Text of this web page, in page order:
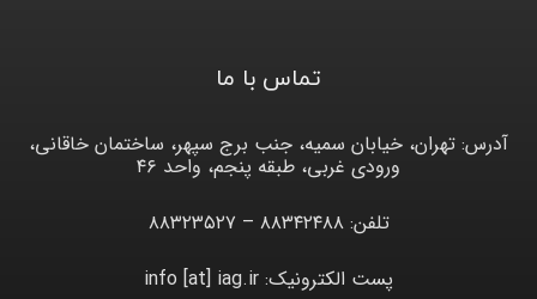
تماس با ما
آدرس: تهران، خیابان سمیه، جنب برج سپهر، ساختمان خاقانی،
ورودی غربی، طبقه پنجم، واحد ۴۶
تلفن: ۸۸۳۴۲۴۸۸ – ۸۸۳۲۳۵۲۷
پست الکترونیک: info [at] iag.ir